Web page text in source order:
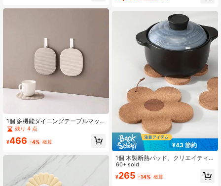
ング、電子レンジ、オーブンの熱絶
1個 多機能ダイニングテーブルマッ
ト、キッチンストライプ 滑り止め 耐
熱プレースマット、シリコン厚手断
熱パッド、滑り止めキッチン用品、
残り 4 点
¥466 -4% 概算
ブルトップを保護、高温耐性、お手
入れ簡単、防水、防油、複数のサイ
ズ展開、ホームレストランキッチン
必需品、高い美的価値、実用的なテ
ーブルウェアマット、多目的、ミニ
マリスト多用途
¥43 節約
1個 木製断熱パッド、クリエイティ
ブな花柄鍋つかみ、ダイニングテー
ブル、バレンタインデー、バレンタ
インウェディング、誕生日に
60+ sold
¥265 -14% 概算